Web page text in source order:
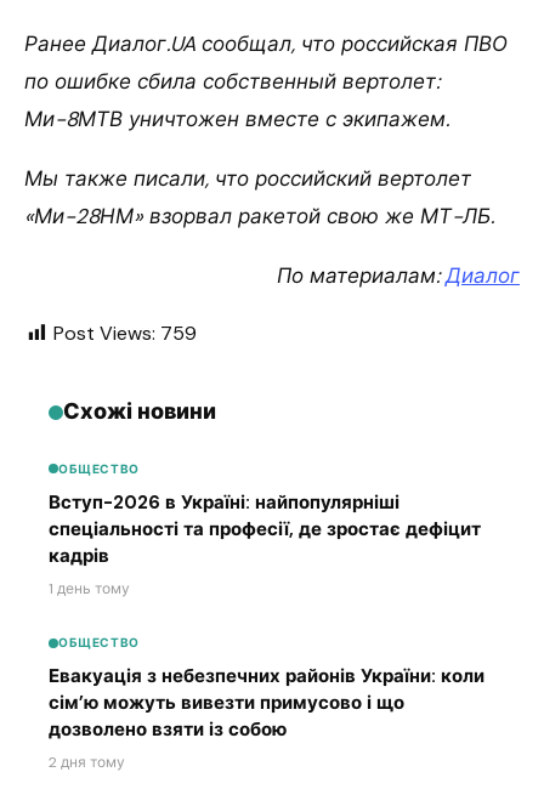
Ранее Диалог.UA сообщал, что российская ПВО
по ошибке сбила собственный вертолет:
Ми-8МТВ уничтожен вместе с экипажем.
Мы также писали, что российский вертолет
«Ми-28НМ» взорвал ракетой свою же МТ-ЛБ.
По материалам:Диалог
Post Views: 759
Схожі новини
ОБЩЕСТВО
Вступ-2026 в Україні: найпопулярніші
спеціальності та професії, де зростає дефіцит
кадрів
1 день тому
ОБЩЕСТВО
Евакуація з небезпечних районів України: коли
сім’ю можуть вивезти примусово і що
дозволено взяти із собою
2 дня тому